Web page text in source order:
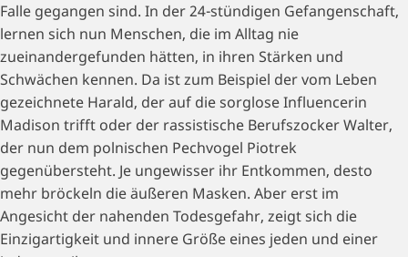
Falle gegangen sind. In der 24-stündigen Gefangenschaft,
lernen sich nun Menschen, die im Alltag nie
zueinandergefunden hätten, in ihren Stärken und
Schwächen kennen. Da ist zum Beispiel der vom Leben
gezeichnete Harald, der auf die sorglose Influencerin
Madison trifft oder der rassistische Berufszocker Walter,
der nun dem polnischen Pechvogel Piotrek
gegenübersteht. Je ungewisser ihr Entkommen, desto
mehr bröckeln die äußeren Masken. Aber erst im
Angesicht der nahenden Todesgefahr, zeigt sich die
Einzigartigkeit und innere Größe eines jeden und einer